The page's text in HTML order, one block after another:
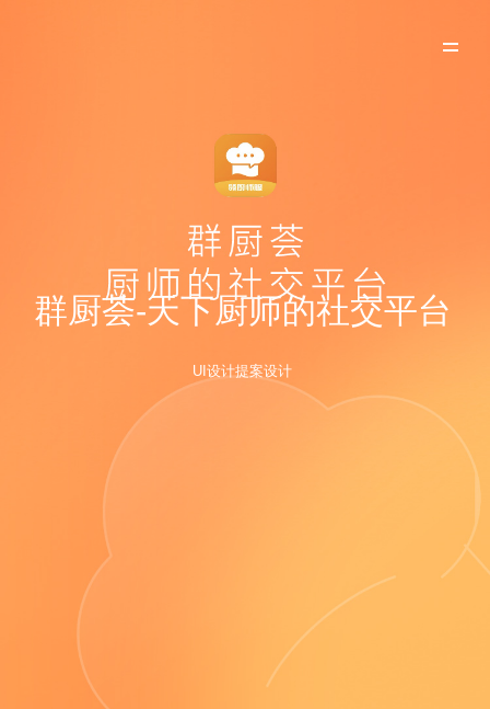
群厨荟-天下厨师的社交平台
UI设计提案设计